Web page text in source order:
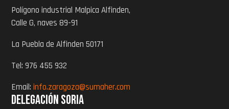
Polígono industrial Malpica Alfinden,
Calle G, naves 89-91
La Puebla de Alfinden 50171
Tel: 976 455 932
Email:info.zaragoza@sumaher.com
Delegación Soria